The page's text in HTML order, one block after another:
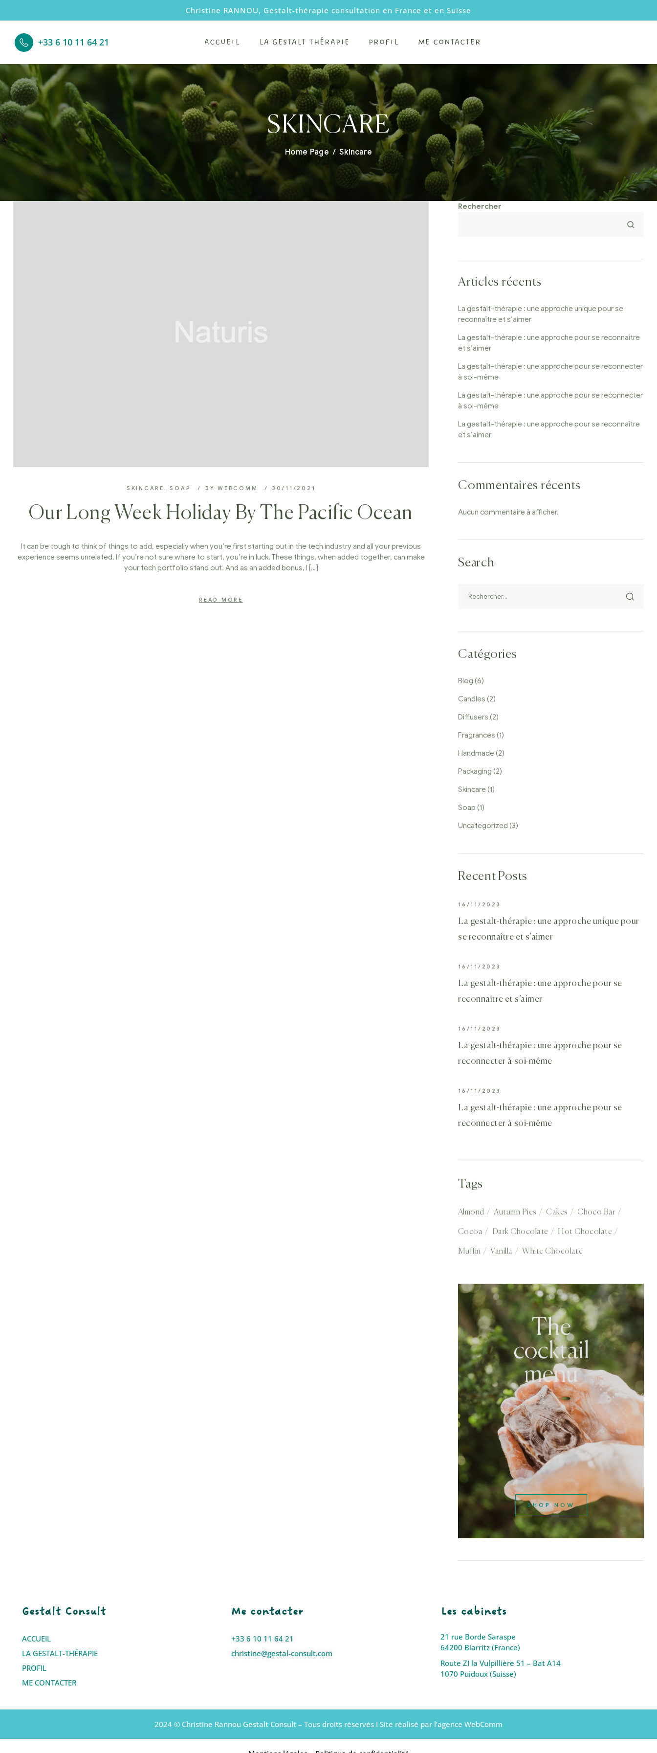
Christine RANNOU, Gestalt-thérapie consultation en France et en Suisse
+33 6 10 11 64 21 ACCUEIL LA GESTALT THÉRAPIE PROFIL ME CONTACTER
SKINCARE
Home Page / Skincare
SKINCARE ,SOAP BY WEBCOMM 30/11/2021
Our Long Week Holiday By The Pacific Ocean
It can be tough to think of things to add, especially when you’re first starting out in the tech industry and all your previous
experience seems unrelated. If you’re not sure where to start, you’re in luck. These things, when added together, can make
your tech portfolio stand out. And as an added bonus, I […]
READ MORE
Rechercher
Articles récents
La gestalt-thérapie : une approche unique pour se
reconnaître et s’aimer
La gestalt-thérapie : une approche pour se reconnaître
et s’aimer
La gestalt-thérapie : une approche pour se reconnecter
à soi-même
La gestalt-thérapie : une approche pour se reconnecter
à soi-même
La gestalt-thérapie : une approche pour se reconnaître
et s’aimer
Commentaires récents
Aucun commentaire à afficher.
Search
Catégories
Blog (6)
Candles (2)
Diffusers (2)
Fragrances (1)
Handmade(2)
Packaging (2)
Skincare(1)
Soap (1)
Uncategorized (3)
Recent Posts
16/11/2023
La gestalt-thérapie : une approche unique pour
se reconnaître et s’aimer
16/11/2023
La gestalt-thérapie : une approche pour se
reconnaître et s’aimer
16/11/2023
La gestalt-thérapie : une approche pour se
reconnecter à soi-même
16/11/2023
La gestalt-thérapie : une approche pour se
reconnecter à soi-même
Tags
Almond Autumn Pies Cakes Choco Bar
Cocoa Dark Chocolate Hot Chocolate
Muffin Vanilla White Chocolate
The
cocktail
menu
SHOP NOW
Gestalt Consult
ACCUEIL
LA GESTALT-THÉRAPIE
PROFIL
ME CONTACTER
Me contacter
+33 6 10 11 64 21
christine@gestal-consult.com
Les cabinets
21 rue Borde Saraspe
64200 Biarritz (France)
Route ZI la Vulpillière 51 – Bat A14
1070 Puidoux (Suisse)
2024 © Christine Rannou Gestalt Consult – Tous droits réservés I Site réalisé par l’agence WebComm